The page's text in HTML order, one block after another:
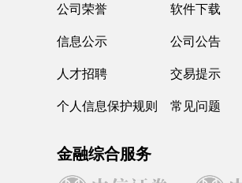
公司荣誉
信息公示
人才招聘
个人信息保护规则
软件下载
公司公告
交易提示
常见问题
金融综合服务